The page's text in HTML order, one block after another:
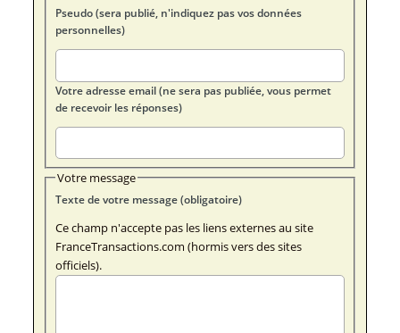
Pseudo (sera publié, n'indiquez pas vos données
personnelles)
Votre adresse email (ne sera pas publiée, vous permet
de recevoir les réponses)
Votre message
Texte de votre message (obligatoire)
Ce champ n'accepte pas les liens externes au site
FranceTransactions.com (hormis vers des sites
officiels).